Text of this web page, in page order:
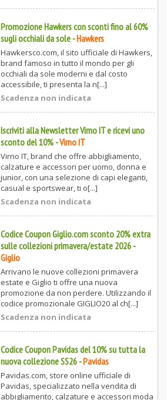
Promozione Hawkers con sconti fino al 60%
sugli occhiali da sole-Hawkers
Hawkersco.com, il sito ufficiale di Hawkers,
brand famoso in tutto il mondo per gli
occhiali da sole moderni e dal costo
accessibile, ti presenta la n[...]
Scadenza non indicata
Iscriviti alla Newsletter Virno IT e ricevi uno
sconto del 10%-Virno IT
Virno IT, brand che offre abbigliamento,
calzature e accessori per uomo, donna e
junior, con una selezione di capi eleganti,
casual e sportswear, ti o[...]
Scadenza non indicata
Codice Coupon Giglio.com sconto 20% extra
sulle collezioni primavera/estate 2026-
Giglio
Arrivano le nuove collezioni primavera
estate e Giglio ti offre una nuova
promozione da non perdere. Utilizzando il
codice promozionale GIGLIO20 al ch[...]
Scadenza non indicata
Codice Coupon Pavidas del 10% su tutta la
nuova collezione SS26-Pavidas
Pavidas.com, store online ufficiale di
Pavidas, specializzato nella vendita di
abbigliamento, calzature e accessori moda